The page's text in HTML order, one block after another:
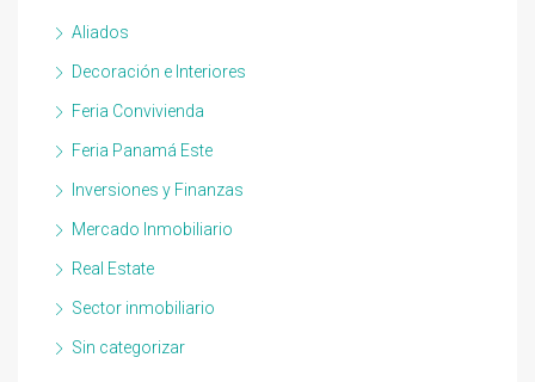
Aliados
Decoración e Interiores
Feria Convivienda
Feria Panamá Este
Inversiones y Finanzas
Mercado Inmobiliario
Real Estate
Sector inmobiliario
Sin categorizar